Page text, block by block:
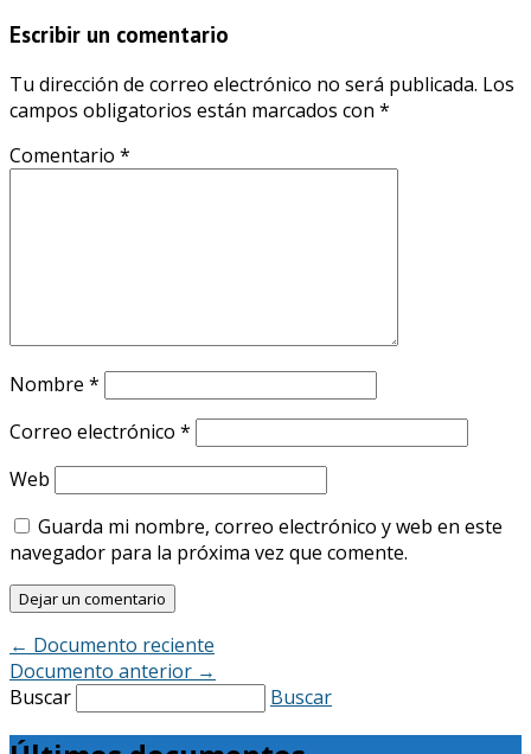
Escribir un comentario
Tu dirección de correo electrónico no será publicada. Los
campos obligatorios están marcados con *
Comentario *
Nombre *
Correo electrónico *
Web
Guarda mi nombre, correo electrónico y web en este
navegador para la próxima vez que comente.
← Documento reciente
Documento anterior →
Buscar
Buscar